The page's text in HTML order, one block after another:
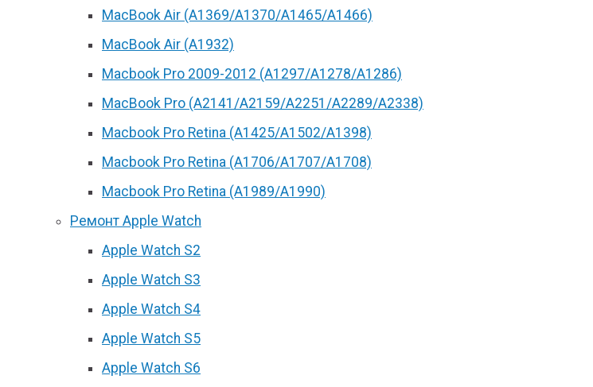
MacBook Air (A1369/A1370/A1465/A1466)
MacBook Air (A1932)
Macbook Pro 2009-2012 (A1297/A1278/A1286)
MacBook Pro (А2141/А2159/А2251/A2289/A2338)
Macbook Pro Retina (А1425/A1502/A1398)
Macbook Pro Retina (А1706/A1707/A1708)
Macbook Pro Retina (А1989/A1990)
Ремонт Apple Watch
Apple Watch S2
Apple Watch S3
Apple Watch S4
Apple Watch S5
Apple Watch S6